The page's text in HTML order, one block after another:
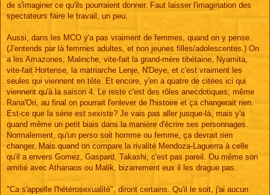
de s'imaginer ce qu'ils pourraient donner. Faut laisser l'imagination des
spectateurs faire le travail, un peu.
Aussi, dans les MCO y'a pas vraiment de femmes, quand on y pense.
(J'entends par là femmes adultes, et non jeunes filles/adolescentes.) On
a les Amazones, Malinche, vite-fait la grand-mère tibétaine, Nyamita,
vite-fait Hortense, la matriarche Lenje, N'Deye, et c'est vraiment les
seules qui viennent en tête. Et encore, y'en a quatre de citées ici qui
viennent qu'à la saison 4. Le reste c'est des rôles anecdotiques; même
Rana'Ori, au final on pourrait l'enlever de l'histoire et ça changerait rien.
Est-ce que la série est sexiste? Je vais pas aller jusque-là, mais y'a
quand même un petit biais dans la manière d'écrire ses personnages.
Normalement, qu'un perso soit homme ou femme, ça devrait rien
changer. Mais quand on compare la rivalité Mendoza-Laguerra à celle
qu'il a envers Gomez, Gaspard, Takashi, c'est pas pareil. Ou même son
amitié avec Athanaos ou Malik, bizarrement eux il les drague pas.
"Ca s'appelle l'hétérosexualité", diront certains. Qu'il le soit, j'ai aucun